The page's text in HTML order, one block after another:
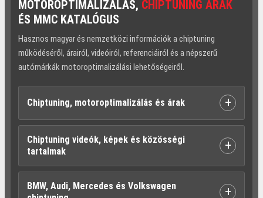
MOTOROPTIMALIZÁLÁS, CHIPTUNING ÁRAK
ÉS MMC KATALÓGUS
Hasznos magyar és nemzetközi információk a chiptuning
működéséről, árairól, videóiról, referenciáiról és a népszerű
autómárkák motoroptimalizálási lehetőségeiről.
Chiptuning, motoroptimalizálás és árak +
Chiptuning videók, képek és közösségi
tartalmak
+
BMW, Audi, Mercedes és Volkswagen
+